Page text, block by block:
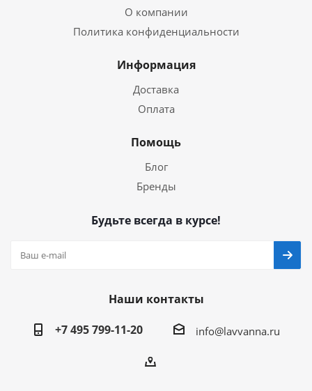
О компании
Политика конфиденциальности
Информация
Доставка
Оплата
Помощь
Блог
Бренды
Будьте всегда в курсе!
Наши контакты
+7 495 799-11-20
info@lavvanna.ru